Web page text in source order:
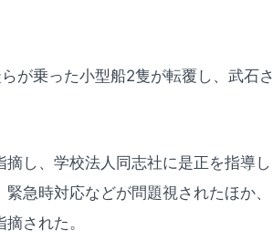
が乗った小型船2隻が転覆し、武石さ
し、学校法人同志社に是正を指導し
急時対応などが問題視されたほか、
された。